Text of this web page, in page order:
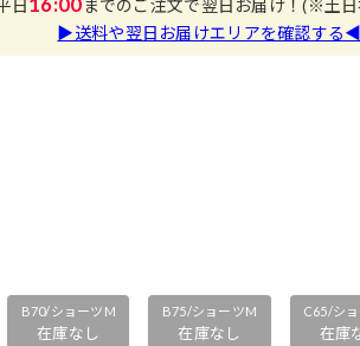
日 までのご注文で翌日お届け！(※土日
▶送料や翌日お届けエリアを確認する◀
B70/ショーツM
在庫なし
B75/ショーツM
在庫なし
C65/シ
在庫